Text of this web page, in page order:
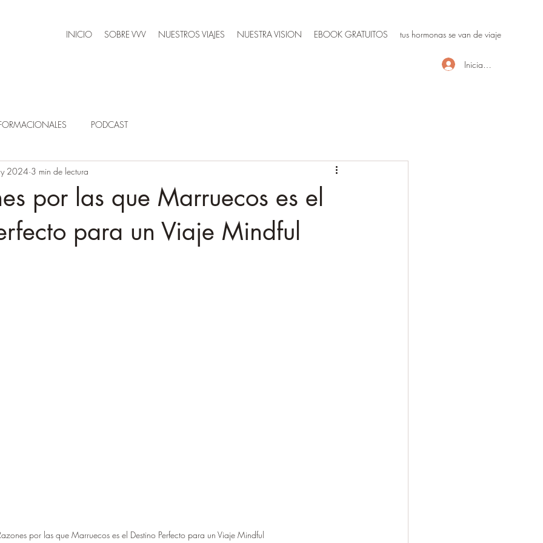
INICIO SOBRE VVV NUESTROS VIAJES NUESTRA VISION EBOOK GRATUITOS tus hormonas se van de viaje
Iniciar sesión
PODCAST
por las que Marruecos es el
para un Viaje Mindful
2024 3 min de lectura
por las que Marruecos es el Destino Perfecto para un Viaje Mindful